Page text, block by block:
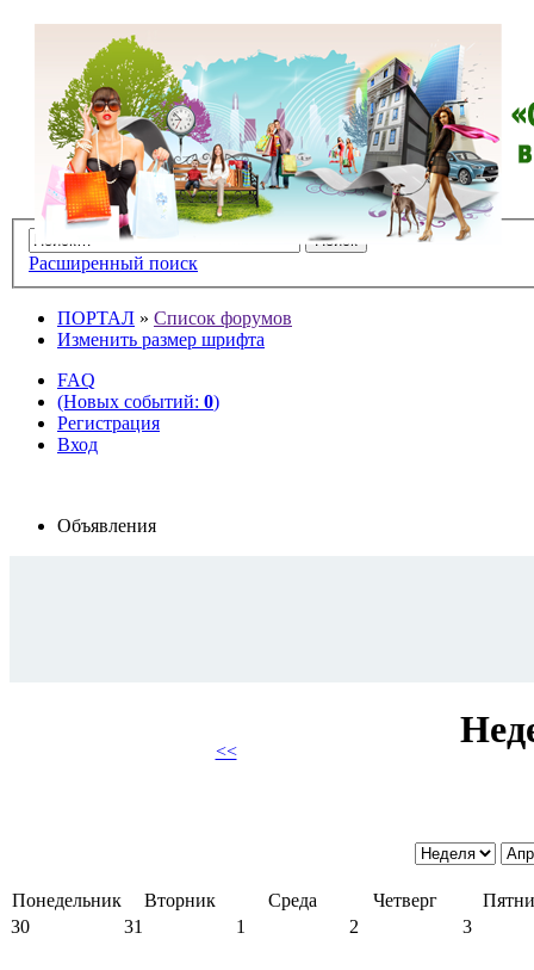
Расширенный поиск
ПОРТАЛ » Список форумов
Изменить размер шрифта
FAQ
(Новых событий: 0)
Регистрация
Вход
Объявления
<<
Понедельник Вторник Среда Четверг
30
31 1 2 3